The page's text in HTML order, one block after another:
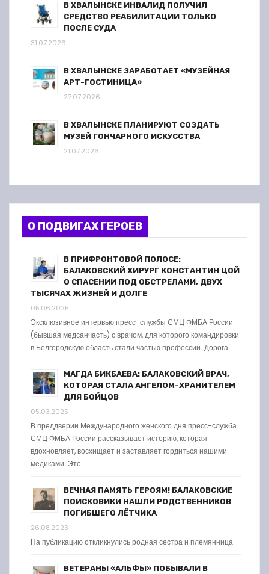
В ХВАЛЫНСКЕ ИНВАЛИД ПОЛУЧИЛ
СРЕДСТВО РЕАБИЛИТАЦИИ ТОЛЬКО
ПОСЛЕ СУДА
31.07.2026
В ХВАЛЫНСКЕ ЗАРАБОТАЕТ «МУЗЕЙНАЯ
АРТ-ГОСТИНИЦА»
27.07.2026
В ХВАЛЫНСКЕ ПЛАНИРУЮТ СОЗДАТЬ
МУЗЕЙ ГОНЧАРНОГО ИСКУССТВА
21.07.2026
О ПОДВИГАХ ГЕРОЕВ
В ПРИФРОНТОВОЙ ПОЛОСЕ:
БАЛАКОВСКИЙ ХИРУРГ КОНСТАНТИН ЦОЙ
О СПАСЕНИИ ПОД ОБСТРЕЛАМИ, ДВУХ
ТЫСЯЧАХ ЖИЗНЕЙ И ДОЛГЕ
05.06.2025
Эксклюзивное интервью пресс-службы СМЦ ФМБА России
(бывшая медсанчасть) с врачом, для которого командировки
в Белгородскую область стали частью профессии. Дорога …
МАГДА БИКБАЕВА: БАЛАКОВСКИЙ ВРАЧ,
КОТОРАЯ СТАЛА АНГЕЛОМ-ХРАНИТЕЛЕМ
ДЛЯ БОЙЦОВ
05.03.2025
В преддверии Международного женского дня пресс-служба
СМЦ ФМБА России рассказывает историю, которая
вдохновляет, восхищает и заставляет гордиться нашими
медиками. Это …
ВЕЧНАЯ ПАМЯТЬ ГЕРОЯМ! БАЛАКОВСКИЕ
ПОИСКОВИКИ НАШЛИ РОДСТВЕННИКОВ
ПОГИБШЕГО ЛЁТЧИКА
26.08.2023
На публикацию откликнулись родная сестра и племянница
ВЕТЕРАНЫ «АЛЬФЫ» ПОБЫВАЛИ В